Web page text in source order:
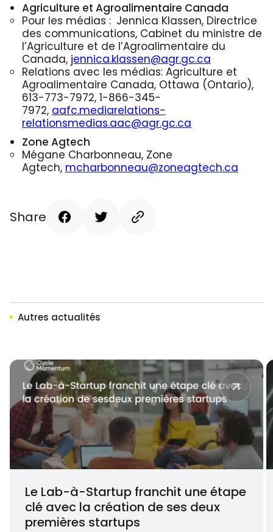
Agriculture et Agroalimentaire Canada
Pour les médias : Jennica Klassen, Directrice
des communications, Cabinet du ministre de
l’Agriculture et de l’Agroalimentaire du
Canada, jennica.klassen@agr.gc.ca
Relations avec les médias: Agriculture et
Agroalimentaire Canada, Ottawa (Ontario),
613-773-7972, 1-866-345-
7972, aafc.mediarelations-
relationsmedias.aac@agr.gc.ca
Zone Agtech
Mégane Charbonneau, Zone
Agtech, mcharbonneau@zoneagtech.ca
Share
Autres actualités
Le Lab-à-Startup franchit une étape
clé avec la création de ses deux
premières startups